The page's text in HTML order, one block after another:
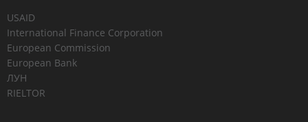
USAID
International Finance Corporation
European Commission
European Bank
ЛУН
RIELTOR